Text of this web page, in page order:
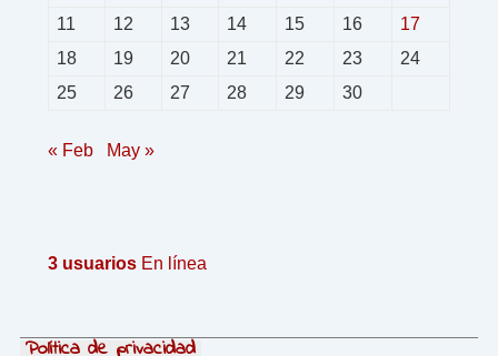
11
12 13 14 15 16
17
18
19 20 21 22 23
24
25
26 27 28 29 30
« Feb May »
3 usuarios En línea
Política de privacidad